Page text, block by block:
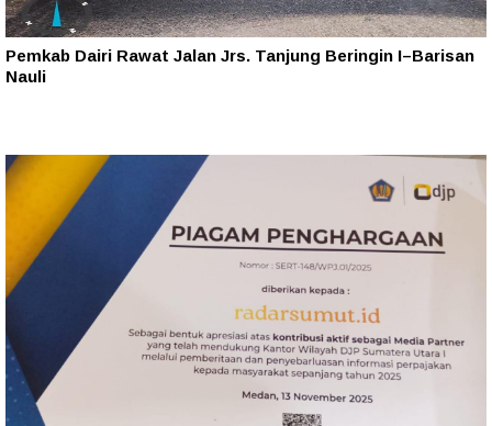
Pemkab Dairi Rawat Jalan Jrs. Tanjung Beringin I–Barisan
Nauli